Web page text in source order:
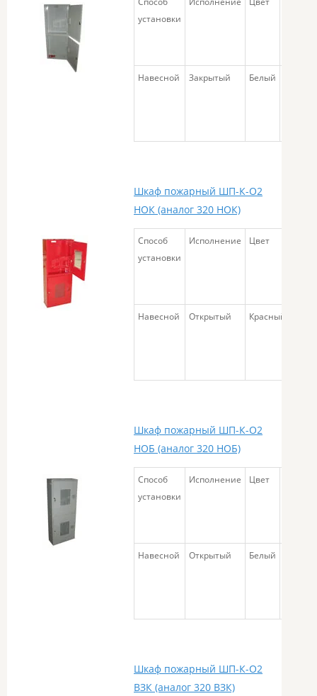
установки
Навесной Закрытый Белый
Шкаф пожарный ШП-К-О2
НОК (аналог 320 НОК)
Способ
установки
Исполнение Цвет
Навесной Открытый Красный
Шкаф пожарный ШП-К-О2
НОБ (аналог 320 НОБ)
Способ
установки
Исполнение Цвет
Навесной Открытый Белый
Шкаф пожарный ШП-К-О2
ВЗК (аналог 320 ВЗК)